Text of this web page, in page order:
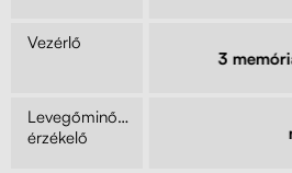
Vezérlő
Levegőminőség-
érzékelő
3